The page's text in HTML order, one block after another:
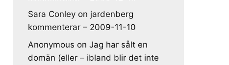
Sara Conley on jardenberg
kommenterar – 2009-11-10
Anonymous on Jag har sålt en
domän (eller – ibland blir det inte